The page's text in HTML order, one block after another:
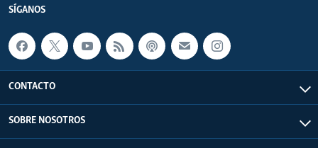
SÍGANOS
CONTACTO
SOBRE NOSOTROS